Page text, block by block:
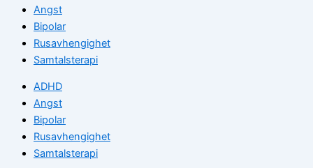
Angst
Bipolar
Rusavhengighet
Samtalsterapi
ADHD
Angst
Bipolar
Rusavhengighet
Samtalsterapi